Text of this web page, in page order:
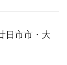
日市市・大